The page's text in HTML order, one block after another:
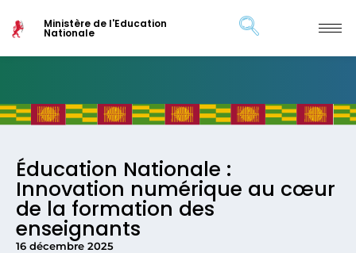
Ministère de l'Education
Nationale
Éducation Nationale :
Innovation numérique au cœur
de la formation des
enseignants
16 décembre 2025